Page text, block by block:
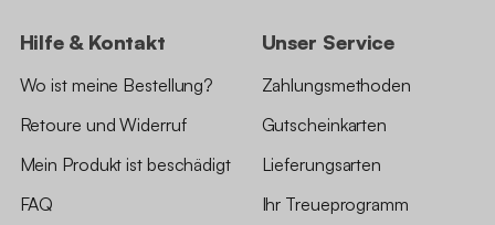
Hilfe & Kontakt
Wo ist meine Bestellung?
Retoure und Widerruf
Mein Produkt ist beschädigt
FAQ
Unser Service
Zahlungsmethoden
Gutscheinkarten
Lieferungsarten
Ihr Treueprogramm